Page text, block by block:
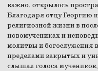
важно, открылось
Благодаря отцу Георгию
религиозной жизни в
новомучениках и
молитвы и богослужения
пределами закрытых и
слышал голоса